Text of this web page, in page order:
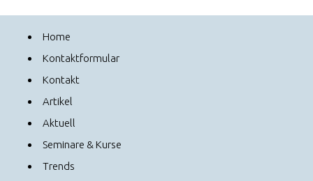
Home
Kontaktformular
Kontakt
Artikel
Aktuell
Seminare & Kurse
Trends